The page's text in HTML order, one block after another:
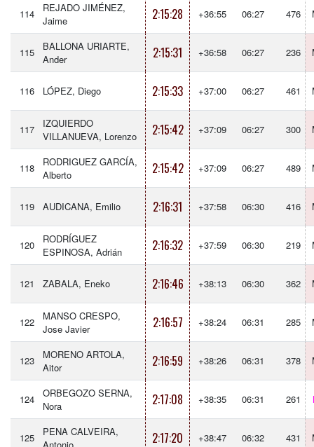
114
REJADO JIMÉNEZ,
Jaime
2:15:28 +36:55 06:27 476
115
BALLONA URIARTE,
Ander
2:15:31 +36:58 06:27 236
116 LÓPEZ, Diego 2:15:33 +37:00 06:27 461
117
IZQUIERDO
VILLANUEVA, Lorenzo
2:15:42 +37:09 06:27 300
118
RODRIGUEZ GARCÍA,
Alberto
2:15:42 +37:09 06:27 489
119 AUDICANA, Emilio 2:16:31 +37:58 06:30 416
120
RODRÍGUEZ
ESPINOSA, Adrián
2:16:32 +37:59 06:30 219
121 ZABALA, Eneko 2:16:46 +38:13 06:30 362
122
MANSO CRESPO,
Jose Javier
2:16:57 +38:24 06:31 285
123
MORENO ARTOLA,
Aitor
2:16:59 +38:26 06:31 378
124
ORBEGOZO SERNA,
Nora
2:17:08 +38:35 06:31 261
125
PENA CALVEIRA,
2:17:20 +38:47 06:32 431